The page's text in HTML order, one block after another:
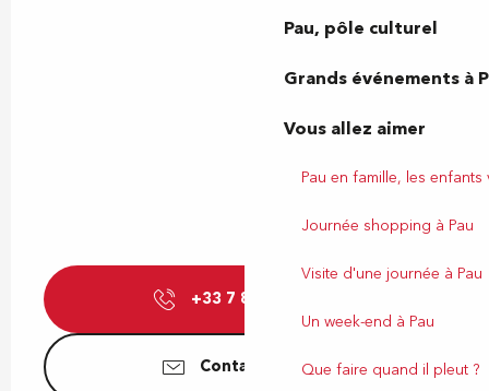
Pau, pôle culturel
Grands événements à
Vous allez aimer
Pau en famille, les
Journée shopping à Pau
Visite d'une journée à Pau
Un week-end à Pau
Que faire quand il pleut ?
+33 7 80 90 60
Contactez-nous